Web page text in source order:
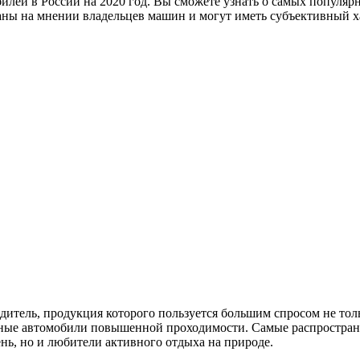
на мнении владельцев машин и могут иметь субъективный
продукция которого пользуется большим спросом не
автомобили повышенной проходимости. Самые
но и любители активного отдыха на природе.